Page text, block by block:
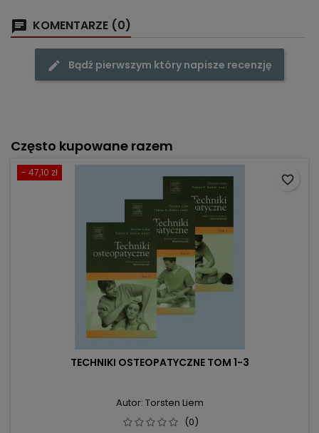
KOMENTARZE (0)
Bądź pierwszym który napisze recenzję
Często kupowane razem
- 47,10 zł
TECHNIKI OSTEOPATYCZNE TOM 1-3
Autor: Torsten Liem
(0)
favorite_border